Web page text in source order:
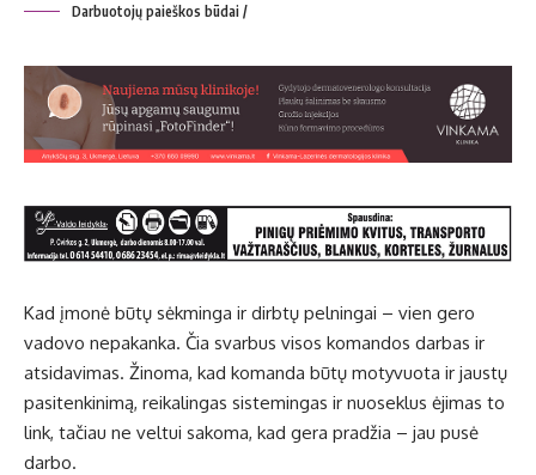
Darbuotojų paieškos būdai /
Kad įmonė būtų sėkminga ir dirbtų pelningai – vien gero
vadovo nepakanka. Čia svarbus visos komandos darbas ir
atsidavimas. Žinoma, kad komanda būtų motyvuota ir jaustų
pasitenkinimą, reikalingas sistemingas ir nuoseklus ėjimas to
link, tačiau ne veltui sakoma, kad gera pradžia – jau pusė
darbo.